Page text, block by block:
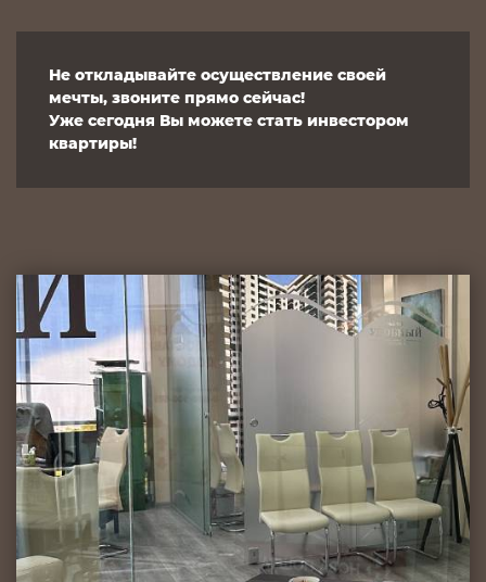
Не откладывайте осуществление своей
мечты, звоните прямо сейчас!
Уже сегодня Вы можете стать инвестором
квартиры!